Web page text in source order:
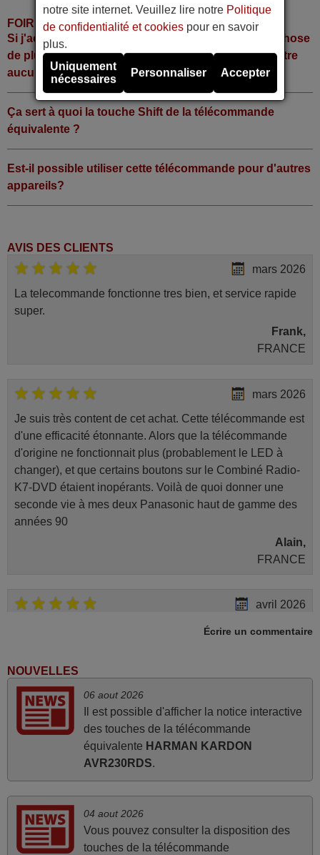
FOIRE AUX QUESTIONS
Si j'achète la télécommande, dois-je faire quelque chose
de plus ou fonctionne-t-elle directement sans y mettre
aucun code?
Ça sert à quoi la touche Shift de la télécommande
équivalente ?
Est-il possible utiliser cette télécommande pour d'autres
appareils?
AVIS DES CLIENTS
mars 2026
La telecommande fonctionne tres bien, et service rapide
super.
Frank,
FRANCE
mars 2026
Je suis très content de cet achat. Cette télécommande est
d'une efficacité étonnante. Alors que la télécommande
d'origine ne fonctionnait plus (probablement le LED à
changer), et que certains boutons sur le Combiné Radio-
K7-DVD étaient inopérants. Voilà de quoi donner une
seconde vie à mes deux Panasonic haut de gamme des
années 90
Alain,
FRANCE
avril 2026
Ravie de voir que ma commande effectuée a 13h30est
Super Service
Écrire un commentaire
NOUVELLES
06 aout 2026
Il est possible d'afficher la notice interactive
des touches de la télécommande
équivalente HARMAN KARDON
AVR230RDS.
04 aout 2026
Vous pouvez consulter la disposition des
touches de la télécommande
notre site internet. Veuillez lire notre Politique
de confidentialité et cookies pour en savoir
plus.
Uniquement
nécessaires
Personnaliser Accepter